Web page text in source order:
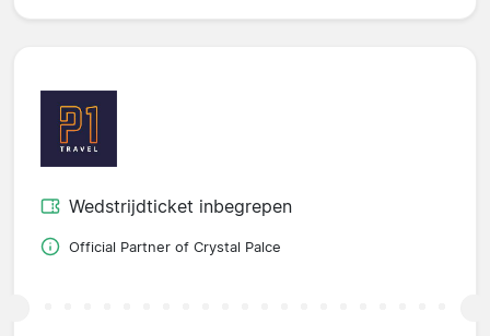
Wedstrijdticket inbegrepen
Official Partner of Crystal Palce